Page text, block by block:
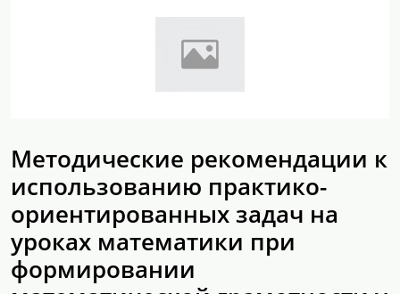
Методические рекомендации к
использованию практико-
ориентированных задач на
уроках математики при
формировании